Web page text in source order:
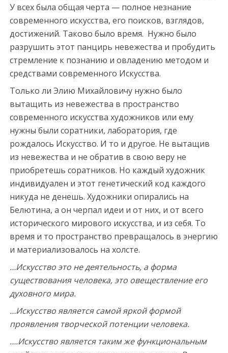
У всех была общая черта — полное незнание
современного искусства, его поисков, взглядов,
достижений. Таково было время. Нужно было
разрушить этот панцирь невежества и пробудить
стремление к познанию и овладению методом и
средствами современного Искусства.
Только ли Элию Михайловичу нужно было
вытащить из невежества в пространство
современного искусства художников или ему
нужны были соратники, лаборатория, где
рождалось Искусство. И то и другое. Не вытащив
из невежества и не обратив в свою веру не
приобретешь соратников. Но каждый художник
индивидуален и этот генетический код каждого
никуда не денешь. Художники опирались на
Белютина, а он черпал идеи и от них, и от всего
исторического мирового искусства, и из себя. То
время и то пространство превращалось в энергию
и материализовалось на холсте.
…Искусство это не деятельность, а форма
существования человека, это овеществление его
духовного мира.
…Искусство является самой яркой формой
проявления творческой потенции человека.
….Искусство является таким же функциональным